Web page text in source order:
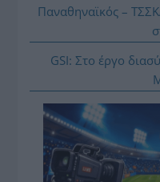
Παναθηναϊκός –
GSI: Στο έργο